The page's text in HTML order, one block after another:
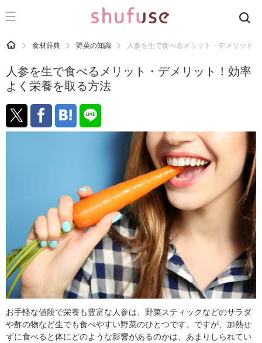
CATEGORY 記事カテゴリ
運気
洗濯
生活の知恵
食材辞典
おすすめ
HOME 食材辞典 野菜の知識 人参を生で食べるメリット・デメリット
人参を生で食べるメリット・デメリット！効率
よく栄養を取る方法
お手軽な値段で栄養も豊富な人参は、野菜スティックなどのサラダ
や酢の物など生でも食べやすい野菜のひとつです。ですが、加熱せ
ずに食べると体にどのような影響があるのかは、あまりしられてい